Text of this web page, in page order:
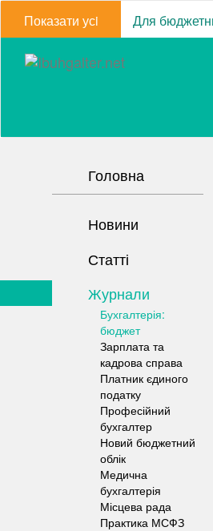
Показати усi Для
Головна
Новини
Статті
Журнали
Бухгалтерія:
бюджет
Зарплата та
кадрова справа
Платник єдиного
податку
Професійний
бухгалтер
Новий бюджетний
облік
Медична
бухгалтерія
Місцева рада
Практика МСФЗ